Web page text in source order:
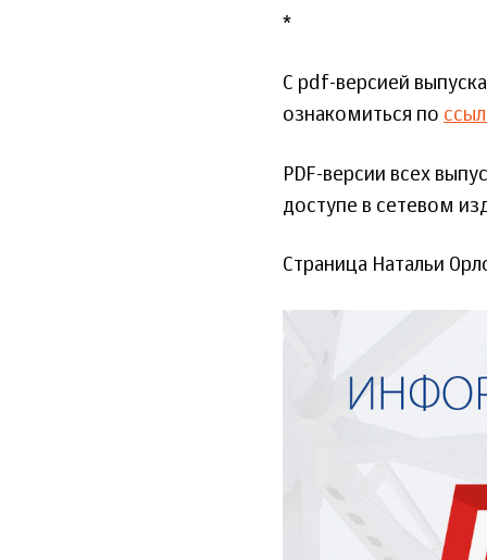
*
С pdf-версией
ознакомиться по
PDF-версии всех
доступе в сетевом
Страница Натальи